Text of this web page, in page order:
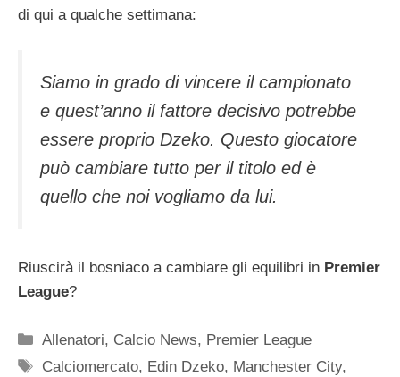
di qui a qualche settimana:
Siamo in grado di vincere il campionato
e quest’anno il fattore decisivo potrebbe
essere proprio Dzeko. Questo giocatore
può cambiare tutto per il titolo ed è
quello che noi vogliamo da lui.
Riuscirà il bosniaco a cambiare gli equilibri in Premier
League?
Categorie
Allenatori, Calcio News, Premier League
Tag
Calciomercato, Edin Dzeko, Manchester City,